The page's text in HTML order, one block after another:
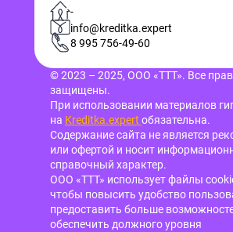
-
info@kreditka.expert
8 995 756-49-60
© 2023 – 2025, ООО «ТТТ». Все
защищены.
При использовании материалов
на Kreditka.expert обязательна.
Содержание сайта не является
или офертой и носит
справочный характер.
ООО «ТТТ» использует файлы
чтобы повысить удобство
предоставить больше
обеспечить должного уровня